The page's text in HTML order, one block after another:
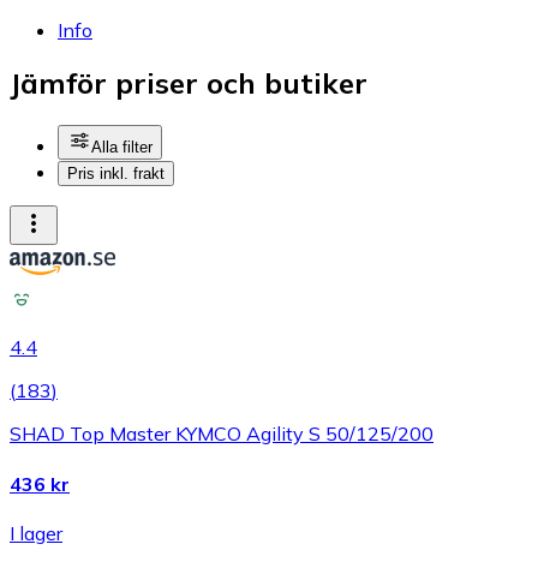
Info
Jämför priser och butiker
Alla filter
Pris inkl. frakt
4.4
(183)
SHAD Top Master KYMCO Agility S 50/125/200
436 kr
I lager